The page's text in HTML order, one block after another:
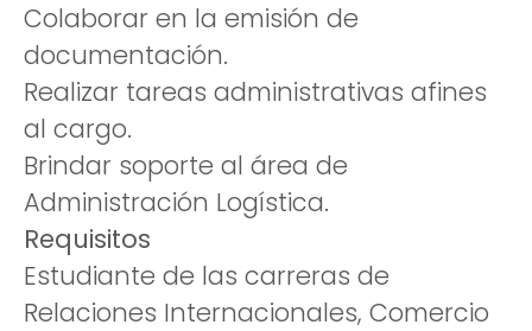
Colaborar en la emisión de
documentación.
Realizar tareas administrativas afines
al cargo.
Brindar soporte al área de
Administración Logística.
Requisitos
Estudiante de las carreras de
Relaciones Internacionales, Comercio